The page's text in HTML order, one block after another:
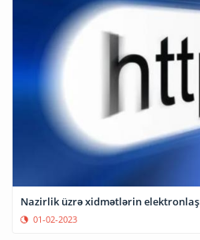
Nazirlik üzrə xidmətlərin
01-02-2023